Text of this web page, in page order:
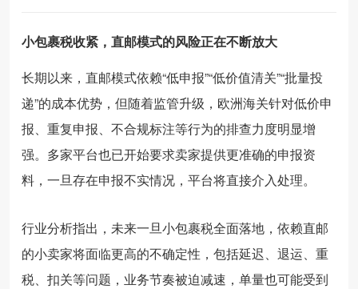
小包裹税收紧，直邮模式的风险正在不断放大
长期以来，直邮模式依赖“低申报”“低价值清关”“批量投
递”的成本优势，但随着监管升级，欧洲海关针对低价申
报、重复申报、不合规标注等行为的排查力度明显增
强。多家平台也已开始要求卖家提供更准确的申报资
料，一旦存在申报不实情况，平台将直接介入处理。
行业分析指出，未来一旦小包裹税全面落地，依赖直邮
的小卖家将面临更高的不确定性，包括延迟、退运、重
税、扣关等问题，业务节奏被迫减速，单量也可能受到